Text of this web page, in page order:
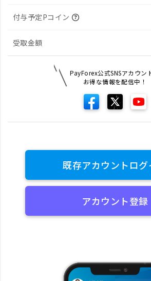
付与予定Pコイン
受取金額
PayForex公式SNSアカウン
お得な情報を配信中！
既存アカウントログ
アカウント登録